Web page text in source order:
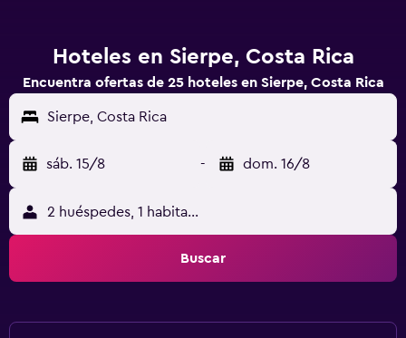
Hoteles en Sierpe, Costa Rica
Encuentra ofertas de 25 hoteles en Sierpe, Costa Rica
Sierpe, Costa Rica
sáb. 15/8 - dom. 16/8
2 huéspedes, 1 habitación
Buscar